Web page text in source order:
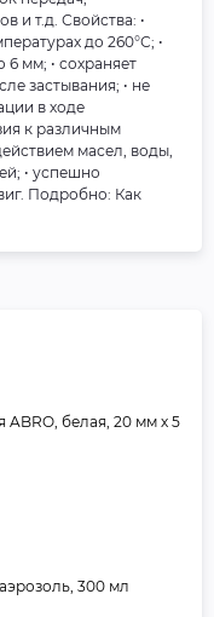
и т.д. Свойства: •
до 260°С; •
мм; • сохраняет
застывания; • не
в ходе
к различным
масел, воды,
• успешно
Подробно: Как
ABRO, белая, 20 мм х 5
300 мл